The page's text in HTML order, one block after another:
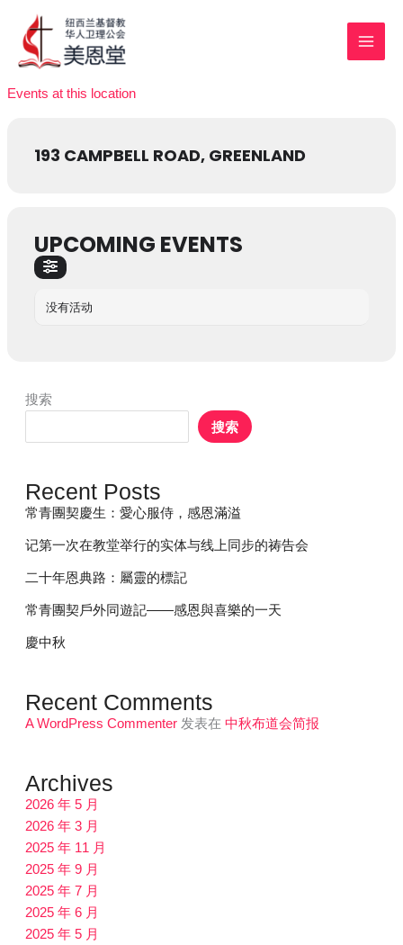
Events at this location
193 CAMPBELL ROAD, GREENLAND
UPCOMING EVENTS
没有活动
搜索
搜索
Recent Posts
常青團契慶生：愛心服侍，感恩滿溢
记第一次在教堂举行的实体与线上同步的祷告会
二十年恩典路：屬靈的標記
常青團契戶外同遊記——感恩與喜樂的一天
慶中秋
Recent Comments
A WordPress Commenter 发表在中秋布道会简报
Archives
2026 年 5 月
2026 年 3 月
2025 年 11 月
2025 年 9 月
2025 年 7 月
2025 年 6 月
2025 年 5 月